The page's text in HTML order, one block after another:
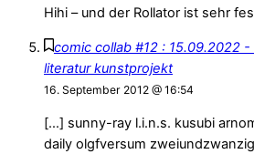
Hihi – und der Rollator ist sehr
comic collab #12 : 15.09.2022
literatur kunstprojekt
16. September 2012 @ 16:54
[…] sunny-ray l.i.n.s. kusubi
daily olgfversum